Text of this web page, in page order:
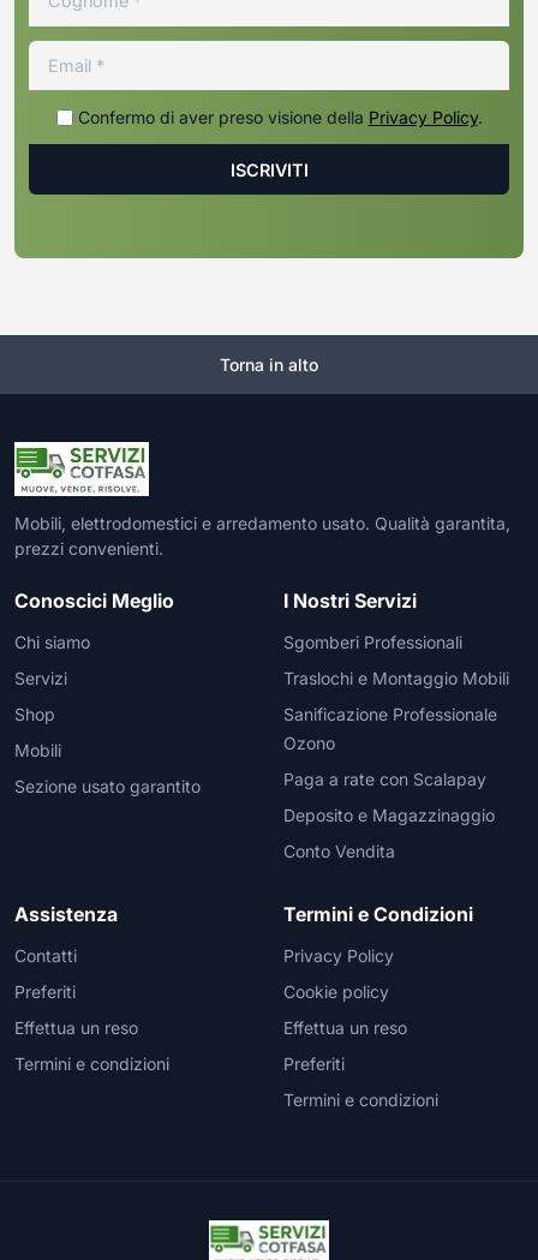
Confermo di aver preso visione della Privacy Policy.
Torna in alto
Mobili, elettrodomestici e arredamento usato. Qualità garantita,
prezzi convenienti.
Conoscici Meglio
Chi siamo
Servizi
Shop
Mobili
Sezione usato garantito
I Nostri Servizi
Sgomberi Professionali
Traslochi e Montaggio Mobili
Sanificazione Professionale
Ozono
Paga a rate con Scalapay
Deposito e Magazzinaggio
Conto Vendita
Assistenza
Contatti
Preferiti
Effettua un reso
Termini e condizioni
Termini e Condizioni
Privacy Policy
Cookie policy
Effettua un reso
Preferiti
Termini e condizioni